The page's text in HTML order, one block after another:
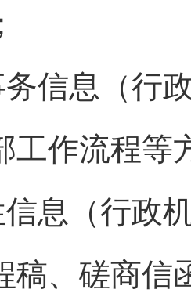
务信息（行
工作流程等
息（行政
稿、磋商信